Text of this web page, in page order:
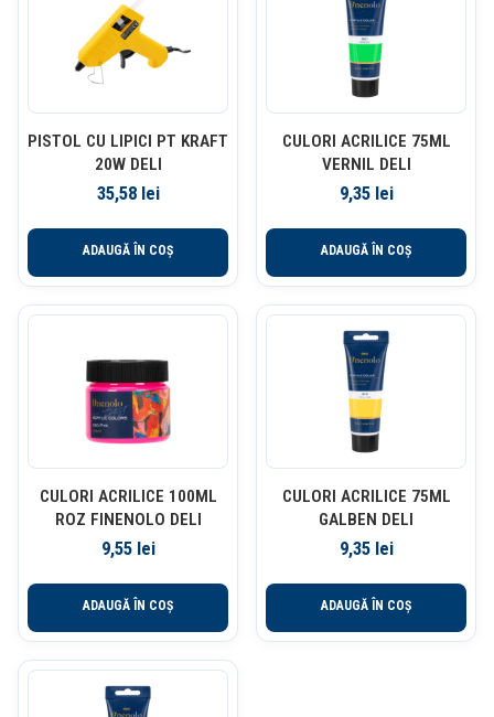
PISTOL CU LIPICI PT KRAFT
20W DELI
35,58 lei
ADAUGĂ ÎN COȘ
CULORI ACRILICE 75ML
VERNIL DELI
9,35 lei
ADAUGĂ ÎN COȘ
CULORI ACRILICE 100ML
ROZ FINENOLO DELI
9,55 lei
ADAUGĂ ÎN COȘ
CULORI ACRILICE 75ML
GALBEN DELI
9,35 lei
ADAUGĂ ÎN COȘ